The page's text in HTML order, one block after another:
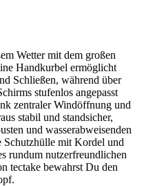
Wetter mit dem großen
Handkurbel ermöglicht
Schließen, während über
stufenlos angepasst
zentraler Windöffnung und
stabil und standsicher,
und wasserabweisenden
Schutzhülle mit Kordel und
rundum nutzerfreundlichen
tectake bewahrst Du den